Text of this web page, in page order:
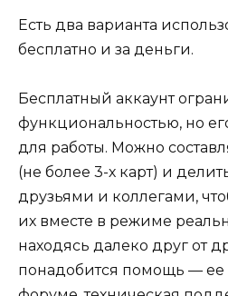
Есть два варианта
бесплатно и за деньги.
Бесплатный аккаунт
функциональностью, но
для работы. Можно
(не более 3-х карт) и
друзьями и коллегами,
их вместе в режиме
находясь далеко друг от
понадобится помощь —